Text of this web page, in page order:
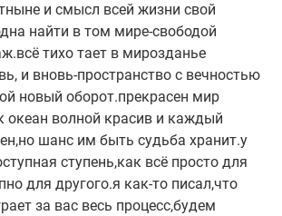
и смысл всей жизни свой
найти в том мире-свободой
тихо тает в мирозданье
и вновь-пространство с вечностью
новый оборот.прекрасен мир
океан волной красив и каждый
шанс им быть судьба хранит.у
ступень,как всё просто для
для другого.я как-то писал,что
за вас весь процесс,будем